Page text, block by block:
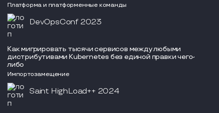
Платформа и платформенные команды
DevOpsConf 2023
Как мигрировать тысячи сервисов между любыми
дистрибутивами Kubernetes без единой правки чего-
либо
Импортозамещение
Saint HighLoad++ 2024